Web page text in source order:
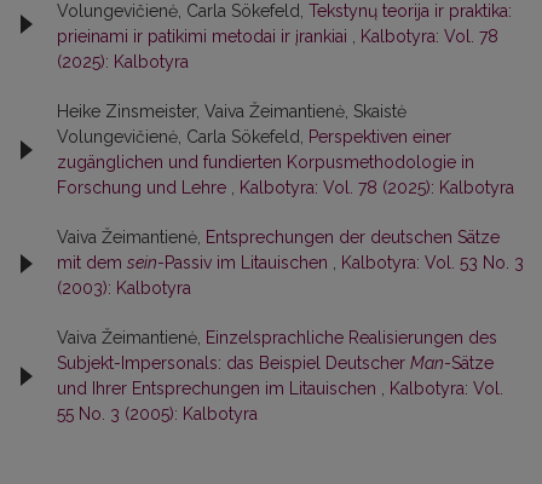
Volungevičienė, Carla Sökefeld, Tekstynų teorija ir praktika:
prieinami ir patikimi metodai ir įrankiai
Kalbotyra: Vol. 78
(2025): Kalbotyra
Heike Zinsmeister, Vaiva Žeimantienė, Skaistė
Volungevičienė, Carla Sökefeld,
Perspektiven einer
zugänglichen und fundierten Korpusmethodologie in
Forschung und Lehre
Kalbotyra: Vol. 78 (2025): Kalbotyra
Vaiva Žeimantienė, Entsprechungen der deutschen Sätze
mit dem sein-Passiv im Litauischen
Kalbotyra: Vol. 53 No. 3
(2003): Kalbotyra
Vaiva Žeimantienė, Einzelsprachliche Realisierungen des
Subjekt-Impersonals: das Beispiel Deutscher Man-Sätze
und Ihrer Entsprechungen im Litauischen
Kalbotyra: Vol.
55 No. 3 (2005): Kalbotyra